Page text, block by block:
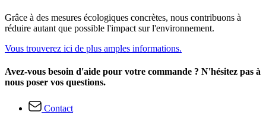
Grâce à des mesures écologiques concrètes, nous contribuons à
réduire autant que possible l'impact sur l'environnement.
Vous trouverez ici de plus amples informations.
Avez-vous besoin d'aide pour votre commande ? N'hésitez pas à
nous poser vos questions.
Contact